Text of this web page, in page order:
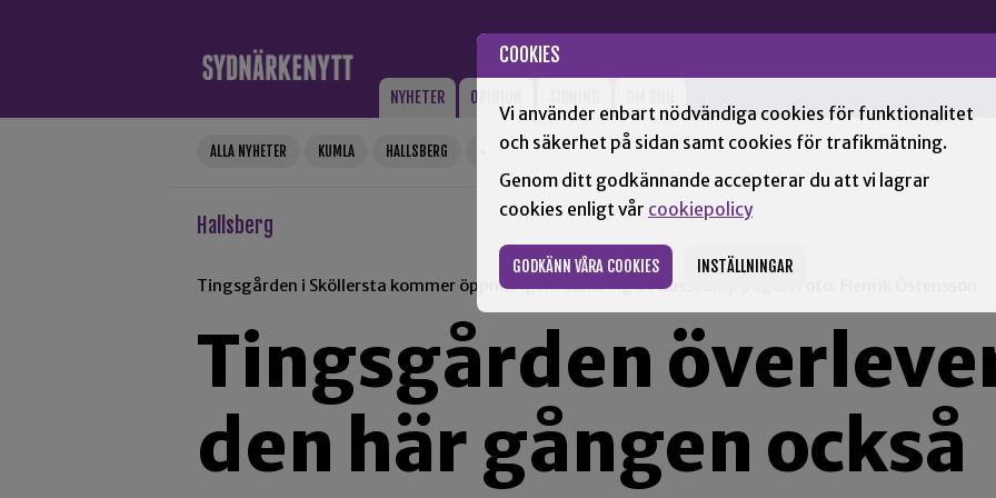
COOKIES
Vi använder enbart nödvändiga cookies för funktionalitet
och säkerhet på sidan samt cookies för trafikmätning.
Genom ditt godkännande accepterar du att vi lagrar
cookies enligt vår cookiepolicy
GODKÄNN VÅRA COOKIES INSTÄLLNINGAR
NYHETER OPINION
ALLA NYHETER KUMLA HALLSBERG
Hallsberg
Tingsgården i Sköllersta kommer öppnas igen. Sanering av hussvamp pågår. Foto: Henrik Östensson
Tingsgården
den här gången också